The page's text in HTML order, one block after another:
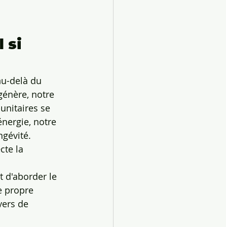
si
delà du
notre
se
notre
la
d'aborder le
propre
de